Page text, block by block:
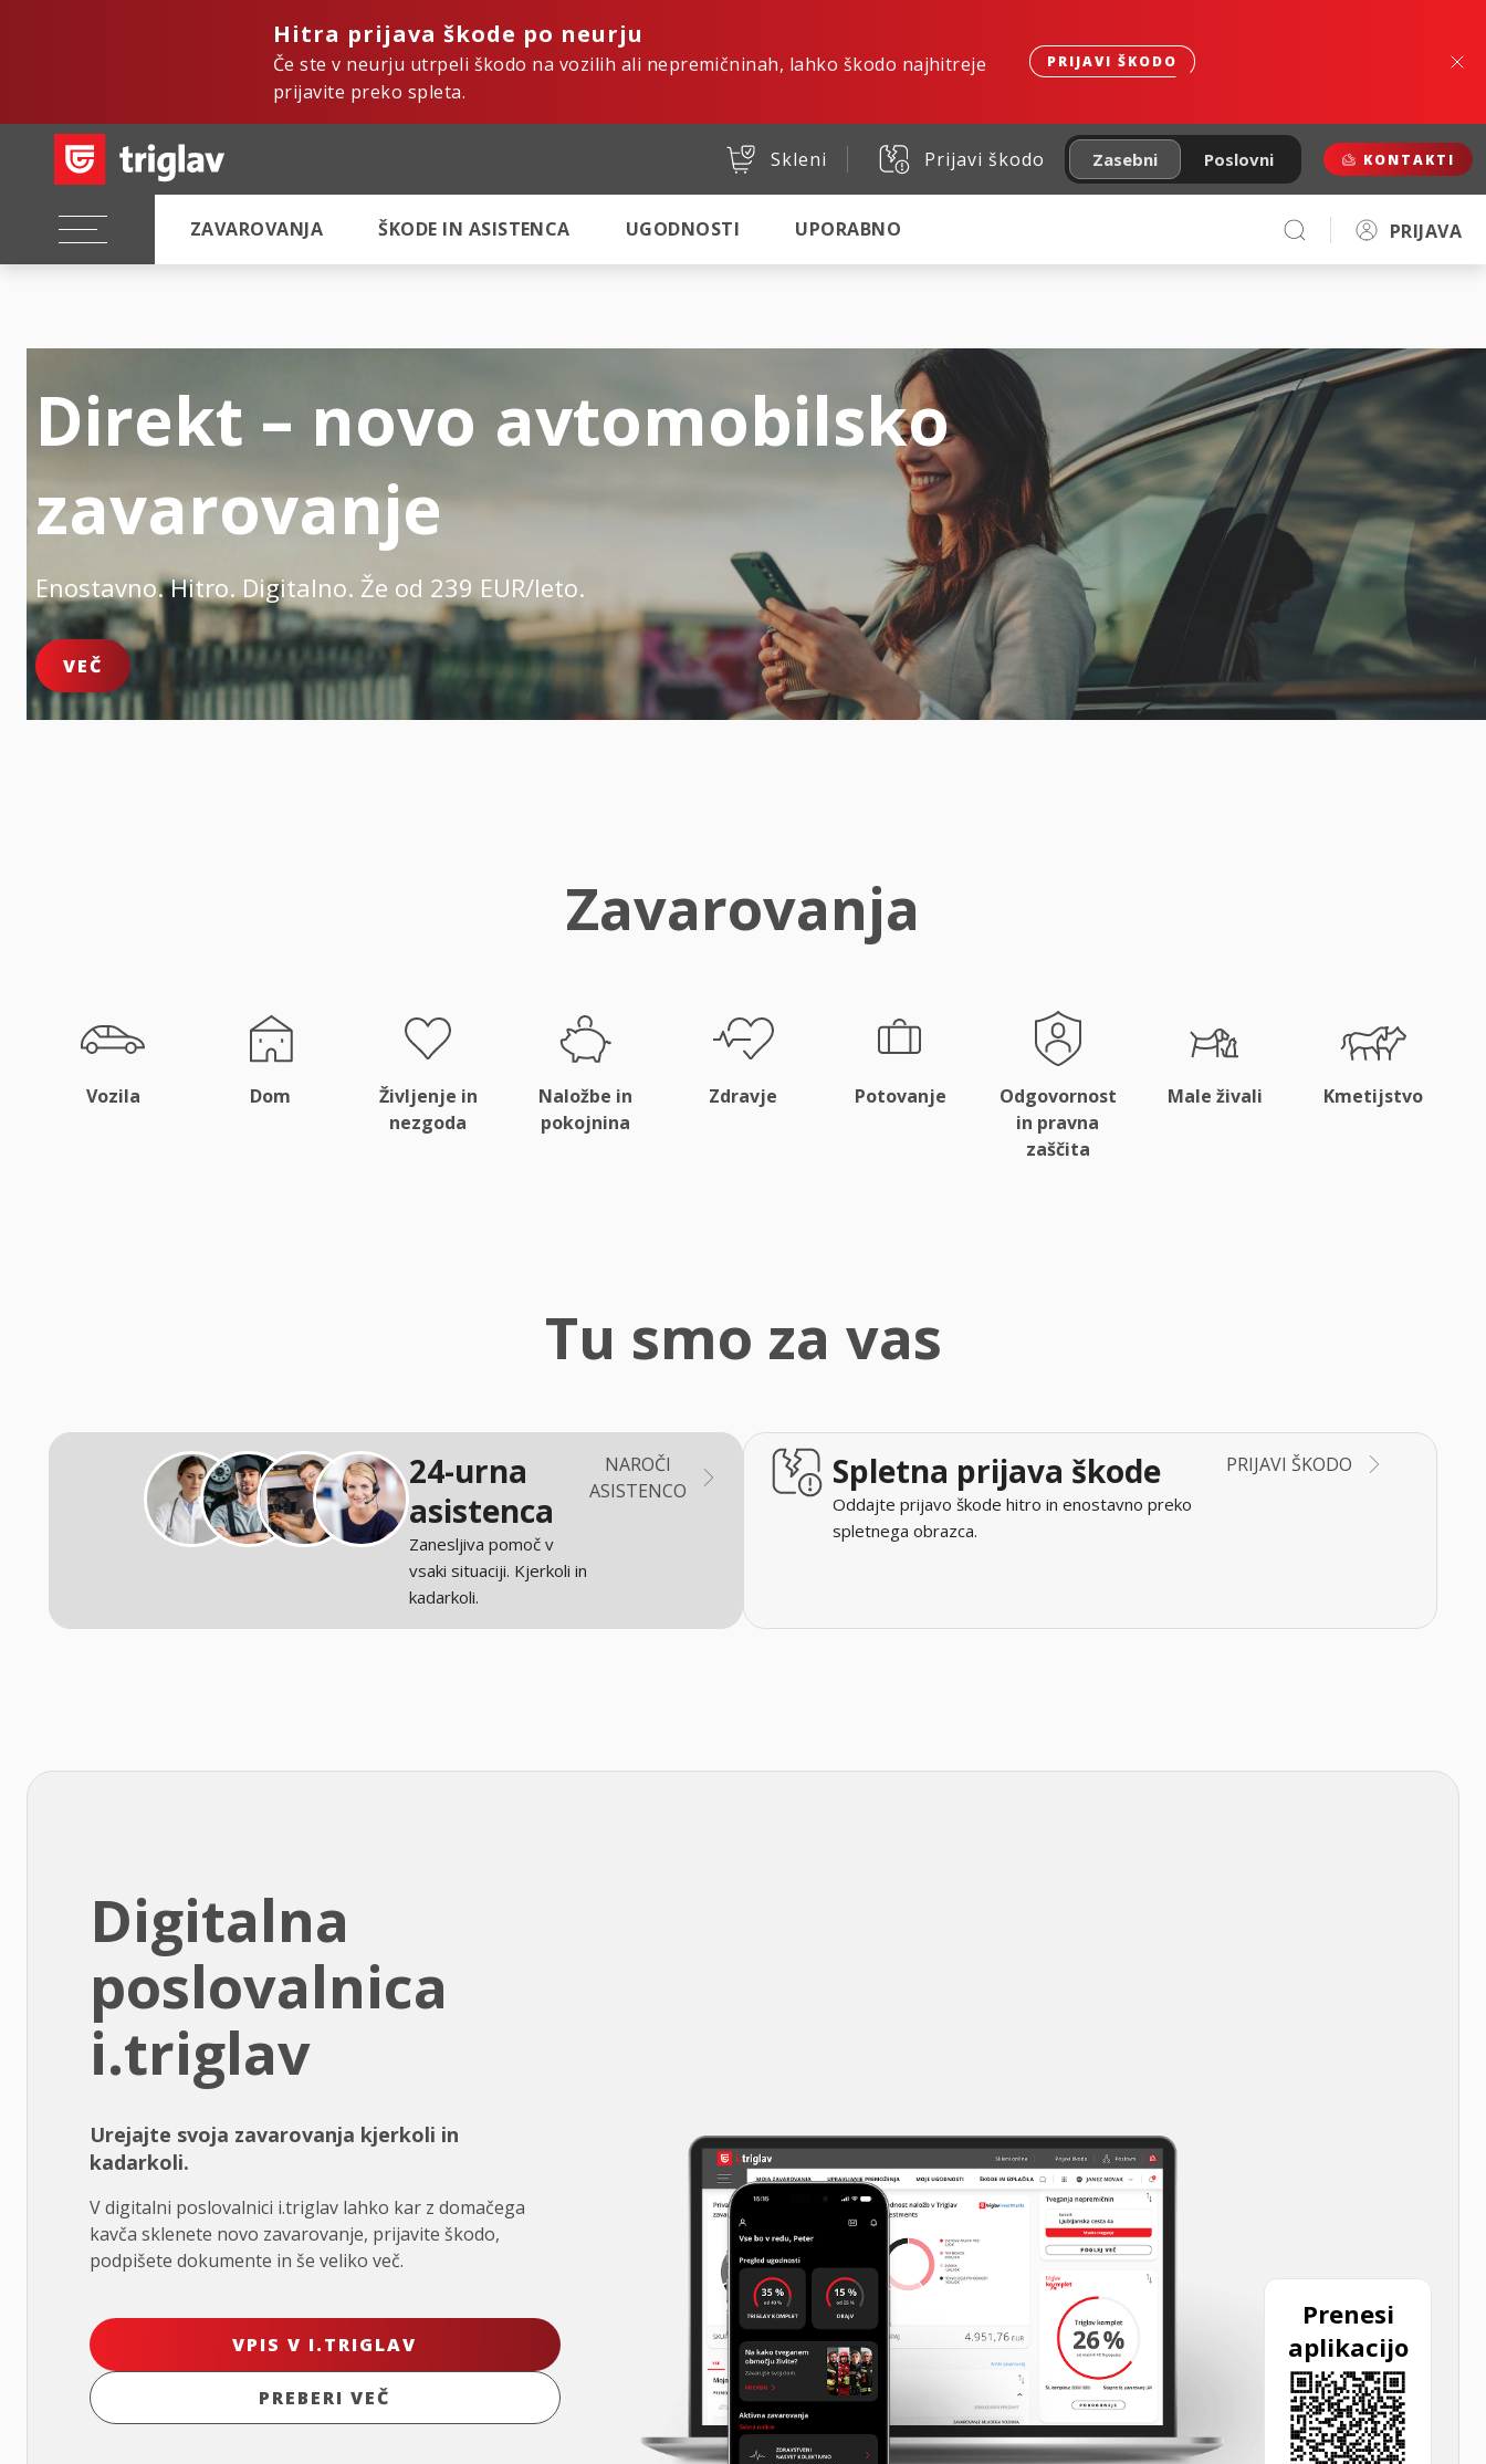
Hitra prijava škode po neurju
Če ste v neurju utrpeli škodo na vozilih ali nepremičninah, lahko škodo najhitreje
prijavite preko spleta.
PRIJAVI ŠKODO
Skleni Prijavi škodo Zasebni Poslovni KONTAKTI
ZAVAROVANJA ŠKODE IN ASISTENCA UGODNOSTI UPORABNO PRIJAVA
Direkt – novo avtomobilsko
zavarovanje
Enostavno. Hitro. Digitalno. Že od 239 EUR/leto.
VEČ
Zavarovanja
Vozila Dom
Življenje in
nezgoda
Naložbe in
pokojnina
Zdravje Potovanje
Odgovornost
in pravna
zaščita
Male živali Kmetijstvo
Tu smo za vas
24-urna
asistenca
Zanesljiva pomoč v
vsaki situaciji. Kjerkoli in
kadarkoli.
NAROČI
ASISTENCO
Spletna prijava škode
Oddajte prijavo škode hitro in enostavno preko
spletnega obrazca.
PRIJAVI ŠKODO
Digitalna
poslovalnica
i.triglav
Urejajte svoja zavarovanja kjerkoli in
kadarkoli.
V digitalni poslovalnici i.triglav lahko kar z domačega
kavča sklenete novo zavarovanje, prijavite škodo,
podpišete dokumente in še veliko več.
VPIS V I.TRIGLAV
PREBERI VEČ
Prenesi
aplikacijo